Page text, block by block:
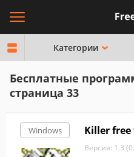
Категории
Бесплатные
страница 33
Windows Killer
Версия: 1.3